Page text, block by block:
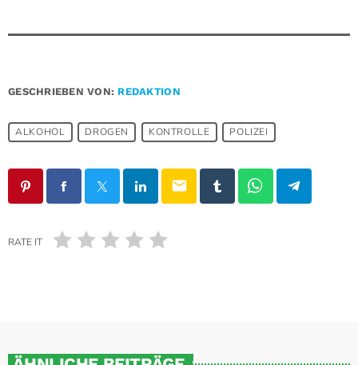
GESCHRIEBEN VON: REDAKTION
ALKOHOL DROGEN KONTROLLE POLIZEI
email
RATE IT